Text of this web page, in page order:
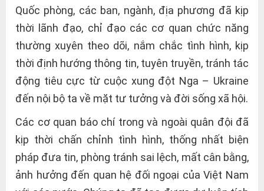
Quốc phòng, các ban, ngành, địa phương đã kịp
thời lãnh đạo, chỉ đạo các cơ quan chức năng
thường xuyên theo dõi, nắm chắc tình hình, kịp
thời định hướng thông tin, tuyên truyền, tránh tác
động tiêu cực từ cuộc xung đột Nga – Ukraine
đến nội bộ ta về mặt tư tưởng và đời sống xã hội.
Các cơ quan báo chí trong và ngoài quân đội đã
kịp thời chấn chỉnh tình hình, thống nhất biện
pháp đưa tin, phòng tránh sai lệch, mất cân bằng,
ảnh hưởng đến quan hệ đối ngoại của Việt Nam